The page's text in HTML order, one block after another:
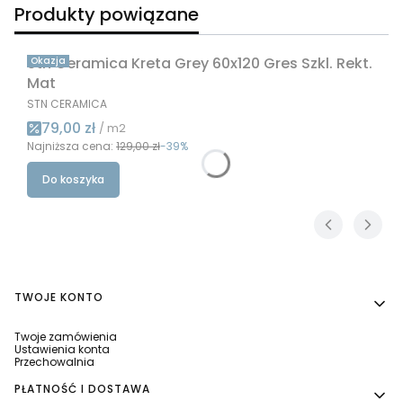
Produkty powiązane
Okazja
Stn Ceramica Kreta Grey 60x120 Gres Szkl. Rekt.
Mat
PRODUCENT
STN CERAMICA
Cena promocyjna
79,00 zł / m2
Najniższa cena: 129,00 zł-39%
Do koszyka
Linki w stopce
TWOJE KONTO
Twoje zamówienia
Ustawienia konta
Przechowalnia
PŁATNOŚĆ I DOSTAWA